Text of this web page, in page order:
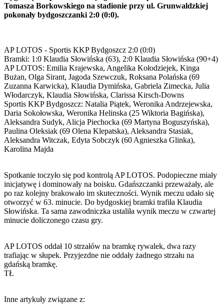
Tomasza Borkowskiego na stadionie przy ul. Grunwaldzkiej
pokonały bydgoszczanki 2:0 (0:0).
AP LOTOS - Sportis KKP Bydgoszcz 2:0 (0:0)
Bramki: 1:0 Klaudia Słowińska (63), 2:0 Klaudia Słowińska (90+4)
AP LOTOS: Emilia Krajewska, Angelika Kołodziejek, Kinga
Bużan, Olga Sirant, Jagoda Szewczuk, Roksana Polańska (69
Zuzanna Karwicka), Klaudia Dymińska, Gabriela Zimecka, Julia
Włodarczyk, Klaudia Słowińska, Clarissa Kirsch-Downs
Sportis KKP Bydgoszcz: Natalia Piątek, Weronika Andrzejewska,
Daria Sokołowska, Weronika Helinska (25 Wiktoria Bagińska),
Aleksandra Sudyk, Alicja Piechocka (69 Martyna Boguszyńska),
Paulina Oleksiak (69 Olena Klepatska), Aleksandra Stasiak,
Aleksandra Witczak, Edyta Sobczyk (60 Agnieszka Glinka),
Karolina Majda
Spotkanie toczyło się pod kontrolą AP LOTOS. Podopieczne miały
inicjatywę i dominowały na boisku. Gdańszczanki przeważały, ale
po raz kolejny brakowało im skuteczności. Wynik meczu udało się
otworzyć w 63. minucie. Do bydgoskiej bramki trafiła Klaudia
Słowińska. Ta sama zawodniczka ustaliła wynik meczu w czwartej
minucie doliczonego czasu gry.
AP LOTOS oddał 10 strzałów na bramkę rywalek, dwa razy
trafiając w słupek. Przyjezdne nie oddały żadnego strzału na
gdańską bramkę.
TŁ
Inne artykuły związane z: